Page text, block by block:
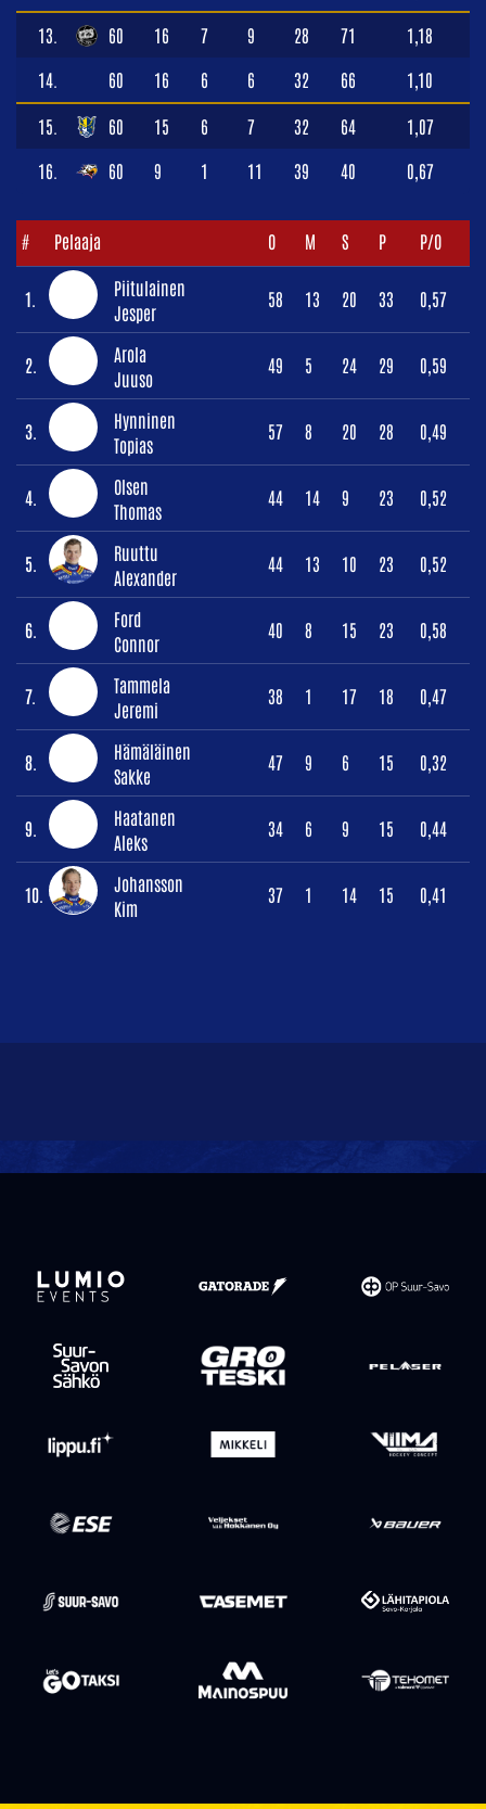
13. 60 16 7 9 28 71 1,18
14. 60 16 6 6 32 66 1,10
15. 60 15 6 7 32 64 1,07
16. 60 9 1 11 39 40 0,67
# Pelaaja O M S P P/O
1.
Piitulainen
Jesper
58 13 20 33 0,57
2.
Arola
Juuso
49 5 24 29 0,59
3.
Hynninen
Topias
57 8 20 28 0,49
4.
Olsen
Thomas
44 14 9 23 0,52
5.
Ruuttu
Alexander
44 13 10 23 0,52
6.
Ford
Connor
40 8 15 23 0,58
7.
Tammela
Jeremi
38 1 17 18 0,47
8.
Hämäläinen
Sakke
47 9 6 15 0,32
9.
Haatanen
Aleks
34 6 9 15 0,44
10.
Johansson
Kim
37 1 14 15 0,41